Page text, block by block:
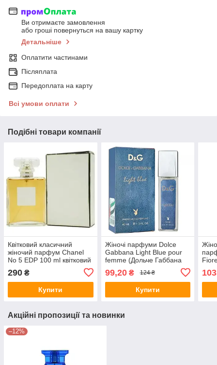
Ви отримаєте замовлення
або гроші повернуться на вашу картку
Детальніше
Оплатити частинами
Післяплата
Передоплата на карту
Всі умови оплати
Подібні товари компанії
Квітковий класичний
жіночий парфум Chanel
No 5 EDP 100 ml квітковий
парфум Chanel No 5 EDP
100 ml
290 ₴
Купити
Жіночі парфуми Dolce
Gabbana Light Blue pour
femme (Дольче Габбана
Лайт Блу) — Pheromone
Perfume 40ml
99,20₴ 124 ₴
Купити
Акційні пропозиції та новинки
–12%